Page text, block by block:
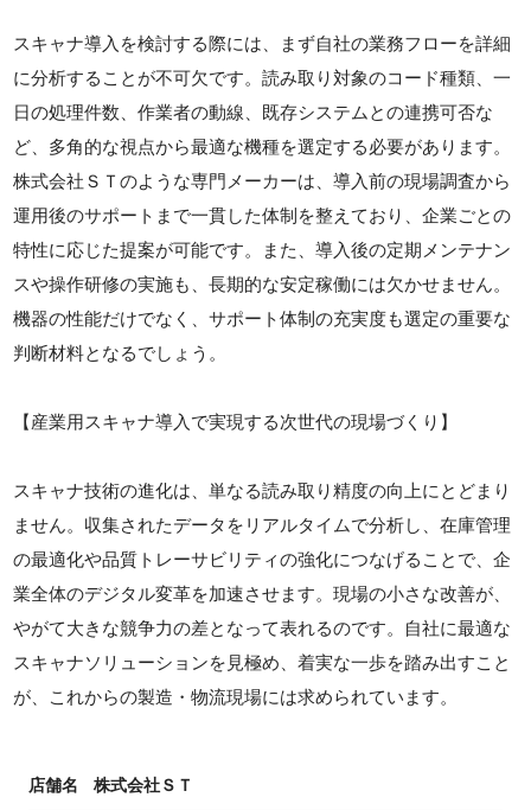
スキャナ導入を検討する際には、まず自社の業務フローを詳細
に分析することが不可欠です。読み取り対象のコード種類、一
日の処理件数、作業者の動線、既存システムとの連携可否な
ど、多角的な視点から最適な機種を選定する必要があります。
株式会社ＳＴのような専門メーカーは、導入前の現場調査から
運用後のサポートまで一貫した体制を整えており、企業ごとの
特性に応じた提案が可能です。また、導入後の定期メンテナン
スや操作研修の実施も、長期的な安定稼働には欠かせません。
機器の性能だけでなく、サポート体制の充実度も選定の重要な
判断材料となるでしょう。
【産業用スキャナ導入で実現する次世代の現場づくり】
スキャナ技術の進化は、単なる読み取り精度の向上にとどまり
ません。収集されたデータをリアルタイムで分析し、在庫管理
の最適化や品質トレーサビリティの強化につなげることで、企
業全体のデジタル変革を加速させます。現場の小さな改善が、
やがて大きな競争力の差となって表れるのです。自社に最適な
スキャナソリューションを見極め、着実な一歩を踏み出すこと
が、これからの製造・物流現場には求められています。
店舗名 株式会社ＳＴ